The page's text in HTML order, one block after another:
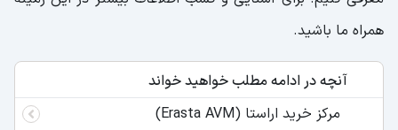
همراه ما باشید.
آنچه در ادامه مطلب خواهید خواند
مرکز خرید اراستا (Erasta AVM)